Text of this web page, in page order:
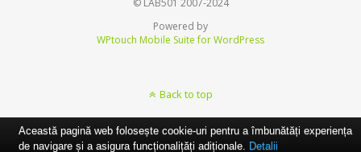
Powered by
WPtouch Mobile Suite for WordPress
Back to top
Această pagină web folosește cookie-uri pentru a îmbunătăți experiența
de navigare și a asigura funcționalițăți adiționale. Detalii